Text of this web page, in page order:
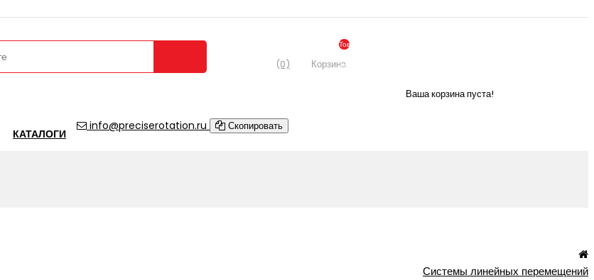
Корзина
Товаров:
(По
Ваша корзина пуста!
Сравнение (0)
КАТАЛОГИ
info@preciserotation.ru Скопировать
Системы линейных перемещений